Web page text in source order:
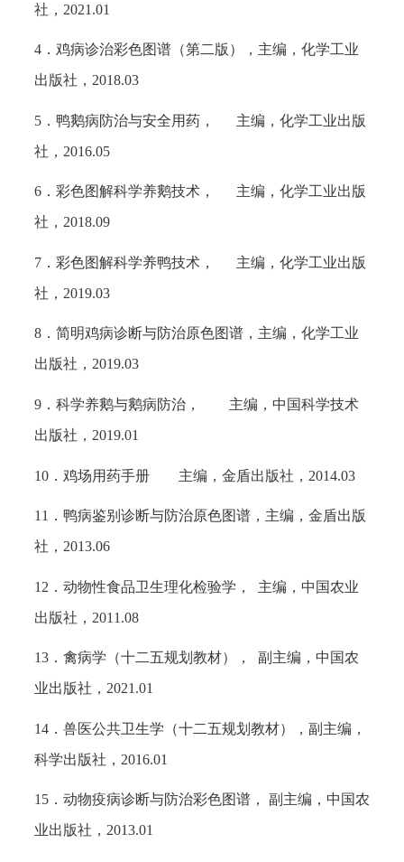
社， 2021.01
4．鸡病诊治彩色图谱（第二版），主编，化学工业
出版社， 2018.03
5．鸭鹅病防治与安全用药， 主编，化学工业出版
社， 2016.05
6．彩色图解科学养鹅技术， 主编，化学工业出版
社， 2018.09
7．彩色图解科学养鸭技术， 主编，化学工业出版
社， 2019.03
8．简明鸡病诊断与防治原色图谱，主编，化学工业
出版社， 2019.03
9．科学养鹅与鹅病防治， 主编，中国科学技术
出版社， 2019.01
10．鸡场用药手册 主编，金盾出版社， 2014.03
11 ．鸭病鉴别诊断与防治原色图谱，主编，金盾出版
社， 2013.06
12 ．动物性食品卫生理化检验学， 主编，中国农业
出版社， 2011.08
13．禽病学（十二五规划教材）， 副主编，中国农
业出版社， 2021.01
14．兽医公共卫生学（十二五规划教材），副主编，
科学出版社， 2016.01
15．动物疫病诊断与防治彩色图谱， 副主编，中国农
业出版社， 2013.01